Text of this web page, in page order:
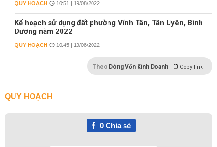
QUY HOẠCH 10:51 | 19/08/2022
Kế hoạch sử dụng đất phường Vĩnh Tân, Tân Uyên, Bình
Dương năm 2022
QUY HOẠCH 10:45 | 19/08/2022
Theo Dòng Vốn Kinh Doanh Copy link
QUY HOẠCH
0Chia sẻ